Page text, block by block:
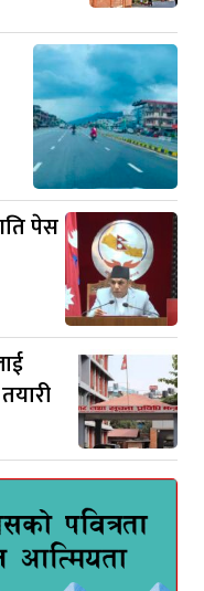
पेस